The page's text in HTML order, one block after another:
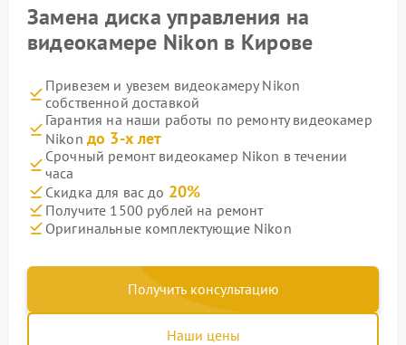
Замена диска управления на
видеокамере Nikon в Кирове
Привезем и увезем видеокамеру Nikon
собственной доставкой
Гарантия на наши работы по ремонту видеокамер
Nikon до 3-х лет
Срочный ремонт видеокамер Nikon в течении
часа
Скидка для вас до 20%
Получите 1500 рублей на ремонт
Оригинальные комплектующие Nikon
Получить консультацию
Наши цены